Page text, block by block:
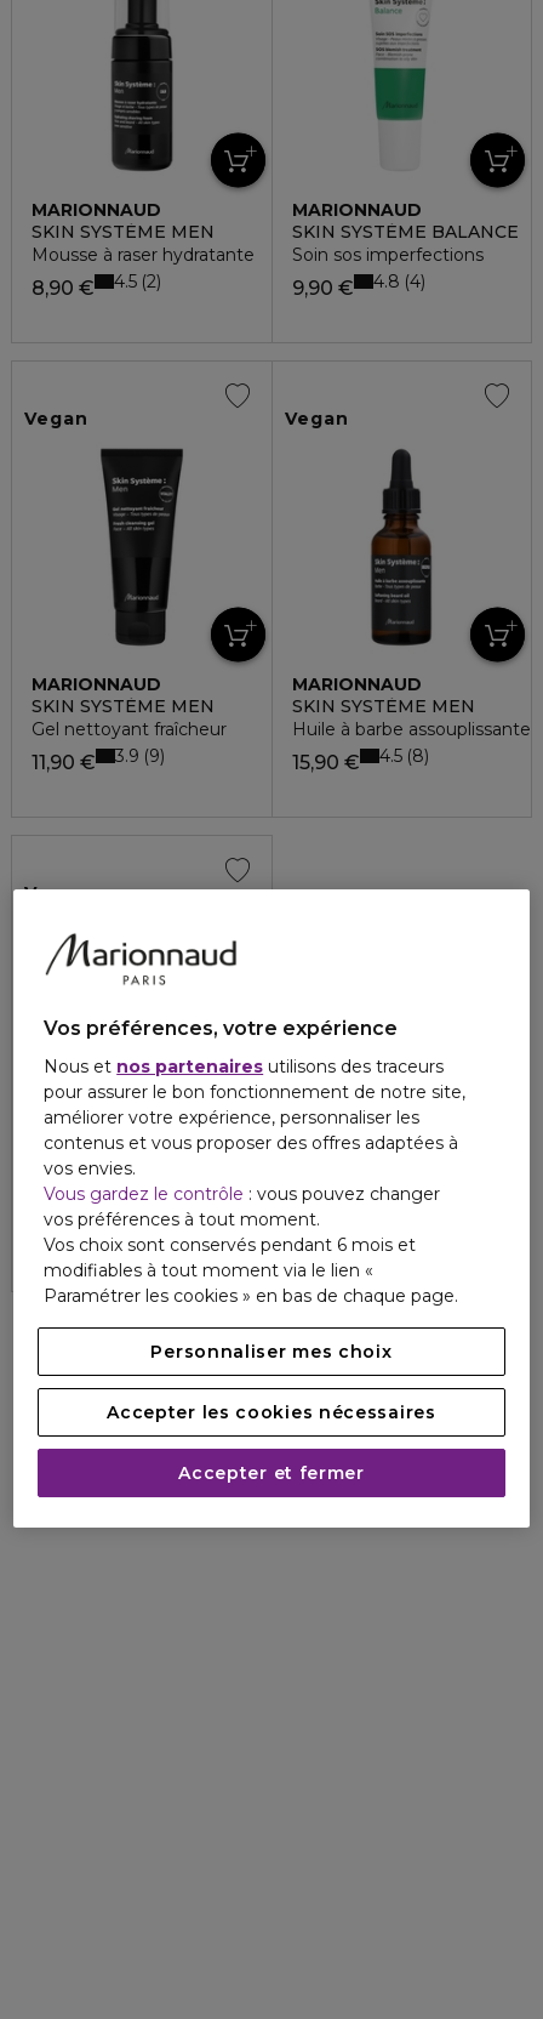
MARIONNAUD
SKIN SYSTÈME MEN
Mousse à raser hydratante
8,90 € 4.5 2
MARIONNAUD
SKIN SYSTÈME BALANCE
Soin sos imperfections
9,90 € 4.8 4
Vegan
MARIONNAUD
SKIN SYSTÈME MEN
Gel nettoyant fraîcheur
11,90 € 3.9 9
Vegan
MARIONNAUD
SKIN SYSTÈME MEN
Huile à barbe assouplissante
15,90 € 4.5 8
Vegan
MARIONNAUD
SKIN SYSTÈME MEN
Crème anti-rides
24,90 € 4.4 16
Vos préférences, votre expérience
Nous et nos partenaires utilisons des traceurs
pour assurer le bon fonctionnement de notre site,
améliorer votre expérience, personnaliser les
contenus et vous proposer des offres adaptées à
vos envies.
Vous gardez le contrôle : vous pouvez changer
vos préférences à tout moment.
Vos choix sont conservés pendant 6 mois et
modifiables à tout moment via le lien «
Paramétrer les cookies » en bas de chaque page.
Personnaliser mes choix
Accepter les cookies nécessaires
Accepter et fermer